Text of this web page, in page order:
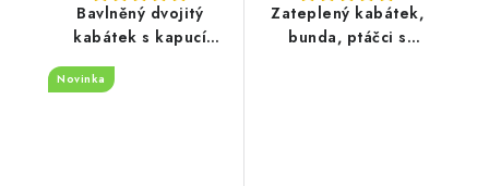
Bavlněný dvojitý
kabátek s kapucí
Novinka
Zateplený kabátek,
bunda, ptáčci s